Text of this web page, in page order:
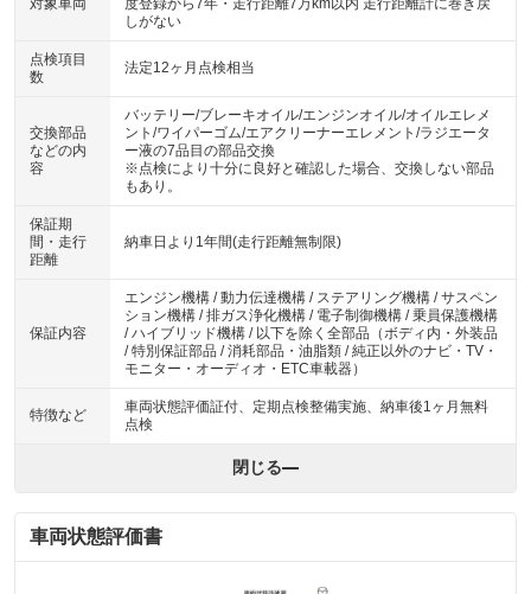
対象車両
度登録から7年・走行距離7万km以内 走行距離計に巻き戻
しがない
点検項目
数
法定12ヶ月点検相当
交換部品
などの内
容
バッテリー/ブレーキオイル/エンジンオイル/オイルエレメ
ント/ワイパーゴム/エアクリーナーエレメント/ラジエータ
ー液の7品目の部品交換
※点検により十分に良好と確認した場合、交換しない部品
もあり。
保証期
間・走行
距離
納車日より1年間(走行距離無制限)
保証内容
エンジン機構 / 動力伝達機構 / ステアリング機構 / サスペン
ション機構 / 排ガス浄化機構 / 電子制御機構 / 乗員保護機構
/ ハイブリッド機構 / 以下を除く全部品（ボディ内・外装品
/ 特別保証部品 / 消耗部品・油脂類 / 純正以外のナビ・TV・
モニター・オーディオ・ETC車載器）
特徴など
車両状態評価証付、定期点検整備実施、納車後1ヶ月無料
点検
閉じる
車両状態評価書